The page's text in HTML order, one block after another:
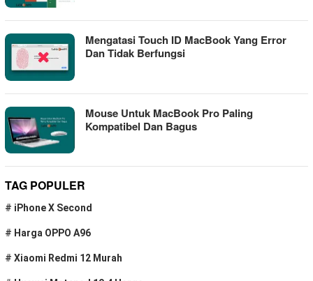
Mengatasi Touch ID MacBook Yang Error
Dan Tidak Berfungsi
Mouse Untuk MacBook Pro Paling
Kompatibel Dan Bagus
TAG POPULER
# iPhone X Second
# Harga OPPO A96
# Xiaomi Redmi 12 Murah